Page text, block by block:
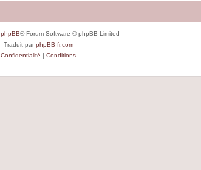
phpBB® Forum Software © phpBB Limited
Traduit parphpBB-fr.com
Confidentialité | Conditions